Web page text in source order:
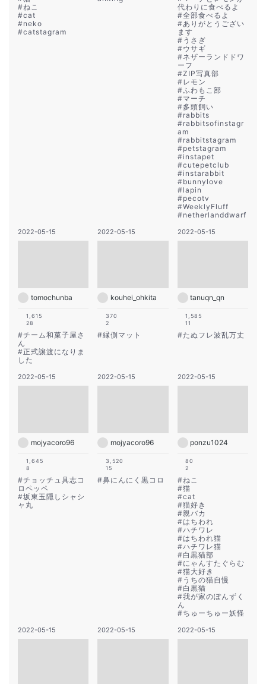
#ねこ
#cat
#neko
#catstagram
代わりに食べるよ
#全部食べるよ
#ありがとうござい
ます
# うさぎ
#ウサギ
#ネザーランドドワ
ーフ
#ZIP写真部
#レモン
#ふわもこ部
#マーチ
#多頭飼い
#rabbits
#rabbitsofinstagr
am
#rabbitstagram
#petstagram
#instapet
#cutepetclub
#instarabbit
#bunnylove
#lapin
#pecotv
#WeeklyFluff
#netherlanddwarf
2022-05-15
tomochunba
1,615
28
#チーム和菓子屋さ
ん
#正式譲渡になりま
した
2022-05-15
kouhei_ohkita
370
2
#縁側マット
2022-05-15
tanuqn_qn
1,585
11
#たぬフレ波乱万丈
2022-05-15
mojyacoro96
1,645
8
#チョッチュ具志コ
ロペッペ
#坂東玉隠しシャシ
ャ丸
2022-05-15
mojyacoro96
3,520
15
#鼻にんにく黒コロ
2022-05-15
ponzu1024
80
2
#ねこ
#猫
#cat
#猫好き
#親バカ
#はちわれ
#ハチワレ
#はちわれ猫
#ハチワレ猫
#白黒猫部
#にゃんすたぐらむ
#猫大好き
# うちの猫自慢
#白黒猫
#我が家のぽんずく
ん
#ちゅーちゅー妖怪
2022-05-15 2022-05-15 2022-05-15